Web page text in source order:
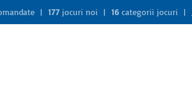
| 177jocuri noi | 16categorii jocuri |